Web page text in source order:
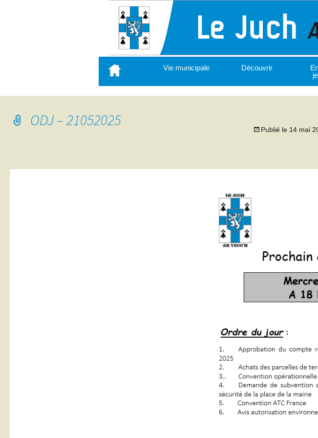
contenu
principal
Vie municipale Découvrir
ODJ – 21052025
Publié le 14 mai